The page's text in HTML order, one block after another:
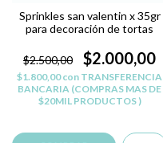
Sprinkles san valentin x 35gr
para decoración de tortas
$2.500,00 $2.000,00
$1.800,00con TRANSFERENCIA
BANCARIA (COMPRAS MAS DE
$20MIL PRODUCTOS )